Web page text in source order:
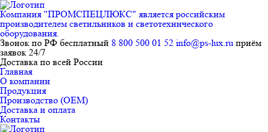
Компания "ПРОМСПЕЦЛЮКС" является российским
производителем светильников и светотехнического
оборудования.
Звонок по РФ бесплатный 8 800 500 01 52 info@ps-lux.ru приём
заявок 24/7
Доставка по всей России
Главная
О компании
Продукция
Производство (ОЕМ)
Доставка и оплата
Контакты